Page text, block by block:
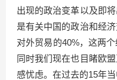
出现的政治变革以及即
是有关中国的政治和经
对外贸易的40%，这两
同时我们现在也目睹欧
感忧虑。在过去的15年